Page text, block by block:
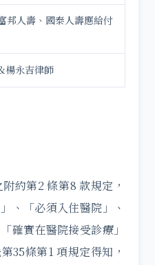
邦人壽、國泰人壽應給付
楊永吉律師
約第2 條第8 款規定，
、「必須入住醫院」、
確實在醫院接受診療」
35條第1 項規定得知，